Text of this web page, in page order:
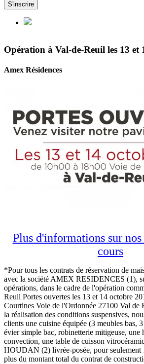
S'inscrire
Opération à Val-de-Reuil les 13 et
Amex Résidences
Plus d'informations sur
cours
*Pour tous les contrats de réservation de
avec la société AMEX RESIDENCES (1),
opérations, dans le cadre de l'opération
Reuil Portes ouvertes les 13 et 14 octobre
Courtines Voie de l'Ordonnée 27100 Val de
la réalisation des conditions suspensives,
clients une cuisine équipée (3 meubles bas,
évier simple bac, robinetterie mitigeuse, une
convection, une table de cuisson
HOUDAN (2) livrée-posée, pour seulement
plus du montant total du contrat de